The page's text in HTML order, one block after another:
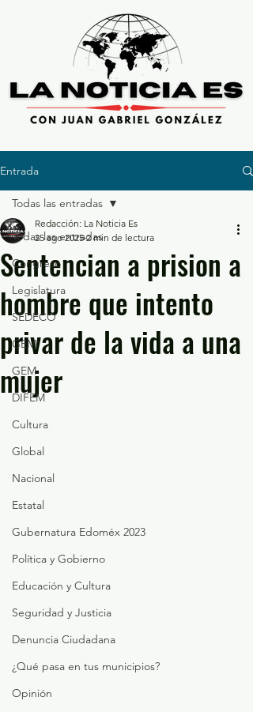
Entrada
Todas las entradas
Congreso
Legislatura
SEDECO
GEM
GEM
DIFEM
Cultura
Global
Nacional
Estatal
Gubernatura Edoméx 2023
Política y Gobierno
Educación y Cultura
Seguridad y Justicia
Denuncia Ciudadana
¿Qué pasa en tus municipios?
Opinión
Todas las entradas
Sentencian a prision a
hombre que intento
privar de la vida a una
mujer
Redacción: La Noticia Es
25 ago 2025 2 min de lectura